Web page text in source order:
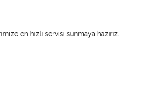
en hızlı servisi sunmaya hazırız.